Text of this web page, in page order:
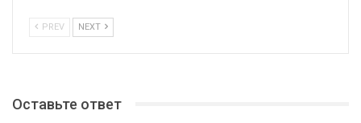
PREV NEXT
Оставьте ответ